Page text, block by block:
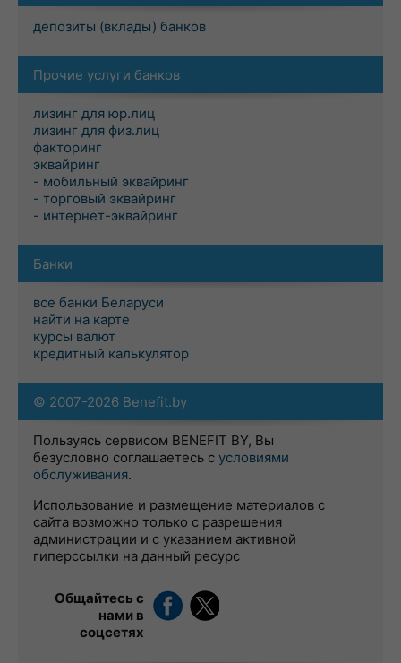
депозиты (вклады) банков
Прочие услуги банков
лизинг для юр.лиц
лизинг для физ.лиц
факторинг
эквайринг
- мобильный эквайринг
- торговый эквайринг
- интернет-эквайринг
Банки
все банки Беларуси
найти на карте
курсы валют
кредитный калькулятор
© 2007-2026 Benefit.by
Пользуясь сервисом BENEFIT BY, Вы
безусловно соглашаетесь с условиями
обслуживания.
Использование и размещение материалов с
сайта возможно только с разрешения
администрации и с указанием активной
гиперссылки на данный ресурс
Общайтесь с
нами в
соцсетях